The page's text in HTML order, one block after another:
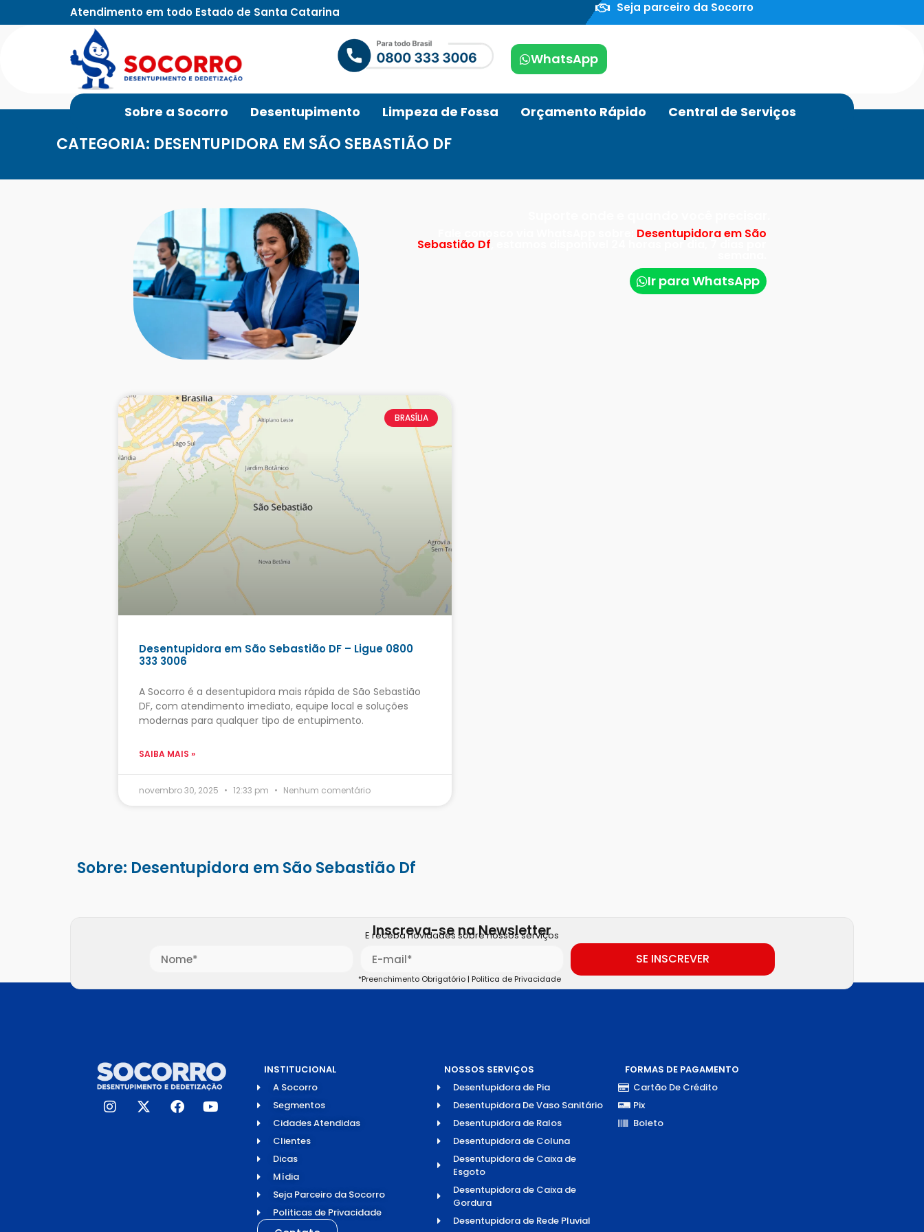
Atendimento em todo Estado de Santa Catarina Seja parceiro da Socorro
WhatsApp
Sobre a Socorro Desentupimento Limpeza de Fossa Orçamento Rápido Central de Serviços
CATEGORIA: DESENTUPIDORA EM SÃO SEBASTIÃO DF
Desentupidora em São
Sebastião Df , estamos disponível 24 horas por dia, 7 dias por
Ir para WhatsApp
BRASÍLIA
Desentupidora em São Sebastião DF – Ligue 0800
333 3006
A Socorro é a desentupidora mais rápida de São Sebastião
DF, com atendimento imediato, equipe local e soluções
modernas para qualquer tipo de entupimento.
SAIBA MAIS »
novembro 30, 2025 12:33 pm Nenhum comentário
Sobre: Desentupidora em São Sebastião Df
Inscreva-se na Newsletter
E receba novidades sobre nossos serviços
SE INSCREVER
*Preenchimento Obrigatório | Politica de Privacidade
INSTITUCIONAL
A Socorro
Segmentos
Cidades Atendidas
Clientes
Dicas
Mídia
Seja Parceiro da Socorro
Politicas de Privacidade
NOSSOS SERVIÇOS
Desentupidora de Pia
Desentupidora De Vaso Sanitário
Desentupidora de Ralos
Desentupidora de Coluna
Desentupidora de Caixa de
Esgoto
Desentupidora de Caixa de
Gordura
Desentupidora de Rede Pluvial
FORMAS DE PAGAMENTO
Cartão De Crédito
Pix
Boleto